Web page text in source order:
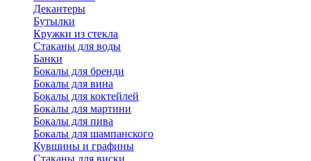
Декантеры
Бутылки
Кружки из стекла
Стаканы для воды
Банки
Бокалы для бренди
Бокалы для вина
Бокалы для коктейлей
Бокалы для мартини
Бокалы для пива
Бокалы для шампанского
Кувшины и графины
Стаканы для виски